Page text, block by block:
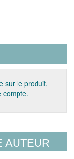
sur le produit,
compte.
AUTEUR